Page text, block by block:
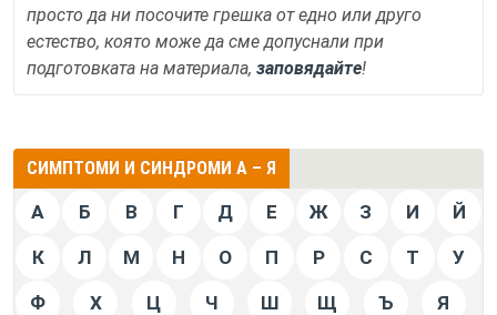
просто да ни посочите грешка от едно или друго
естество, която може да сме допуснали при
подготовката на материала, заповядайте!
СИМПТОМИ И СИНДРОМИ А – Я
А Б В Г Д Е Ж З И Й
К Л М Н О П Р С Т У
Ф Х Ц Ч Ш Щ Ъ Я